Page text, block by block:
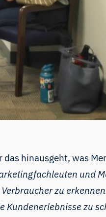
hinausgeht, was
und
zu
Kundenerlebnisse zu